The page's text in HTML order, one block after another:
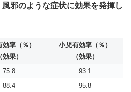
邪のような症状に効果を発揮し
率（％）
（効果）
小児有効率（％）
（効果）
75.8
93.1
88.4
95.8